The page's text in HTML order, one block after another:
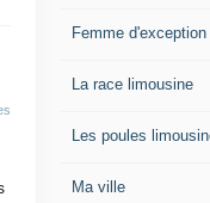
Femme d'exception
La race limousine
Les poules
Ma ville